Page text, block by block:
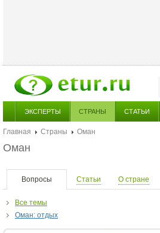
ЭКСПЕРТЫ СТРАНЫ СТАТЬИ
Главная Страны
Оман
Оман
Вопросы Статьи О стране
Все темы
Оман: отдых